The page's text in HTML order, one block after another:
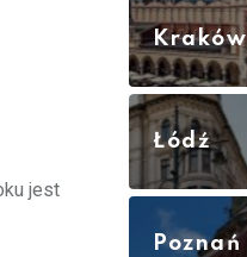
jest
Kraków
Łódź
Poznań